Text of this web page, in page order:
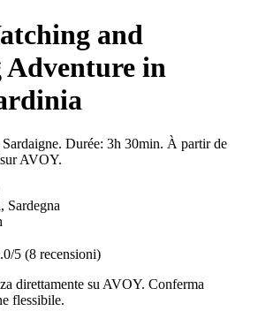
and
Adventure in
Sardaigne. Durée: 3h 30min. À partir de
AVOY.
Sardegna
5 (8 recensioni)
direttamente su AVOY. Conferma
flessibile.